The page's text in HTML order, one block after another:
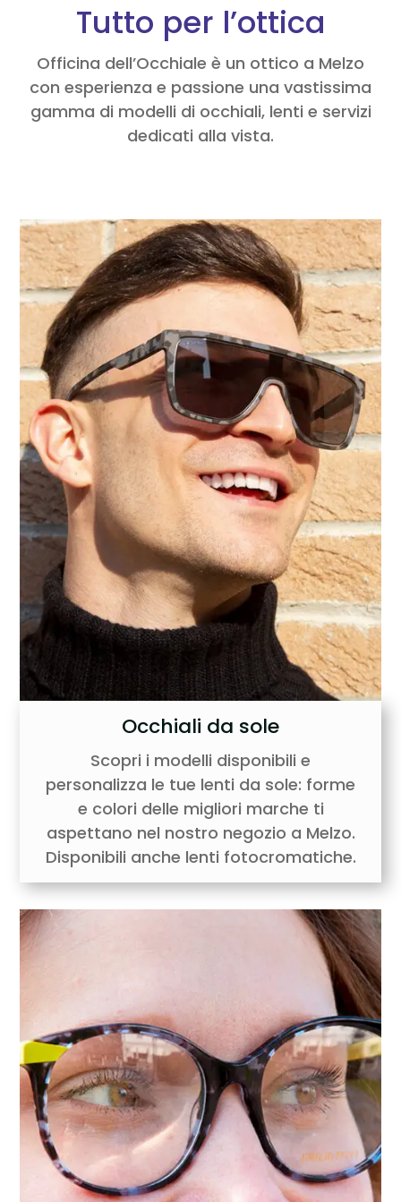
Tutto per l’ottica
Officina dell’Occhiale è un ottico a Melzo
con esperienza e passione una vastissima
gamma di modelli di occhiali, lenti e servizi
dedicati alla vista.
Occhiali da sole
Scopri i modelli disponibili e
personalizza le tue lenti da sole: forme
e colori delle migliori marche ti
aspettano nel nostro negozio a Melzo.
Disponibili anche lenti fotocromatiche.